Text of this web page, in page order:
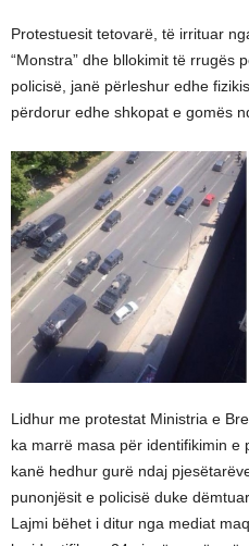
Protestuesit tetovarë, të irrituar
“Monstra” dhe bllokimit të rrugës
policisë, janë përleshur edhe
përdorur edhe shkopat e gomës
Lidhur me protestat Ministria e
ka marrë masa për identifikimin e
kanë hedhur gurë ndaj
punonjësit e policisë duke
Lajmi bëhet i ditur nga mediat